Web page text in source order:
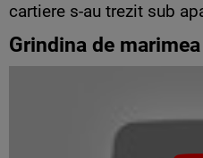
cartiere s-au trezit sub
Grindina de